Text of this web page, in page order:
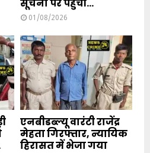
सूचना पर पहुंची...
01/08/2026
एनबीडब्ल्यू वारंटी राजेंद्र
मेहता गिरफ्तार, न्यायिक
हिरासत में भेजा गया